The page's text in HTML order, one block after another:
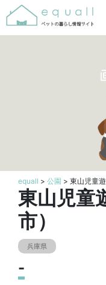
equall > 公園 > 東山児童
東山児童
市）
兵庫県
-